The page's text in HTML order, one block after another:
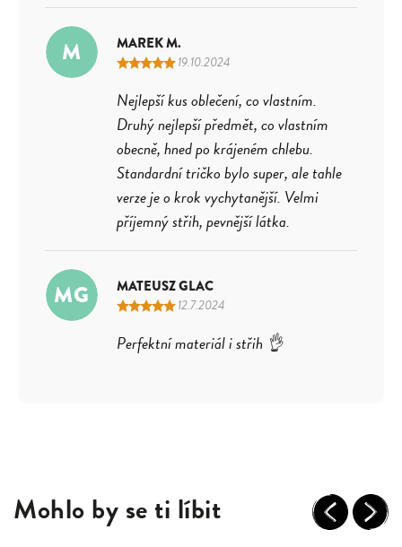
M MAREK M.
19.10.2024
Nejlepší kus oblečení, co vlastním.
Druhý nejlepší předmět, co vlastním
obecně, hned po krájeném chlebu.
Standardní tričko bylo super, ale tahle
verze je o krok vychytanější. Velmi
příjemný střih, pevnější látka.
MG MATEUSZ GLAC
12.7.2024
Perfektní materiál i střih 👌
Mohlo by se ti líbit PreviousNext